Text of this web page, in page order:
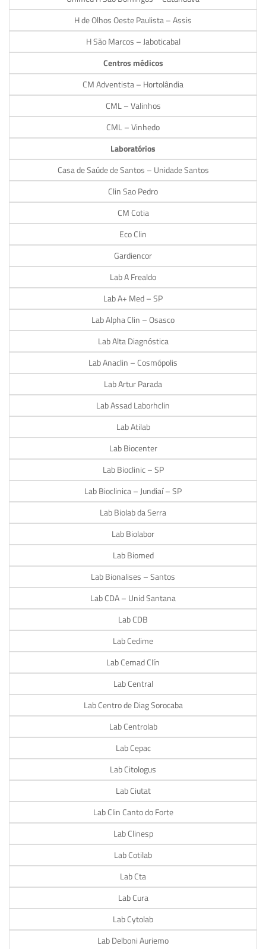
H de Olhos Oeste Paulista – Assis
H São Marcos – Jaboticabal
Centros médicos
CM Adventista – Hortolândia
CML – Valinhos
CML – Vinhedo
Laboratórios
Casa de Saúde de Santos – Unidade Santos
Clin Sao Pedro
CM Cotia
Eco Clin
Gardiencor
Lab A Frealdo
Lab A+ Med – SP
Lab Alpha Clin – Osasco
Lab Alta Diagnóstica
Lab Anaclin – Cosmópolis
Lab Artur Parada
Lab Assad Laborhclin
Lab Atilab
Lab Biocenter
Lab Bioclinic – SP
Lab Bioclinica – Jundiaí – SP
Lab Biolab da Serra
Lab Biolabor
Lab Biomed
Lab Bionalises – Santos
Lab CDA – Unid Santana
Lab CDB
Lab Cedime
Lab Cemad Clín
Lab Central
Lab Centro de Diag Sorocaba
Lab Centrolab
Lab Cepac
Lab Citologus
Lab Ciutat
Lab Clin Canto do Forte
Lab Clinesp
Lab Cotilab
Lab Cta
Lab Cura
Lab Cytolab
Lab Delboni Auriemo